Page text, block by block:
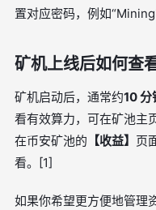
置对应密码，例如
矿机上线后如何查
矿机启动后，通常约10 分
看有效算力，可在矿池主
在币安矿池的 【收益】 页
看。[1]
如果你希望更方便地管理